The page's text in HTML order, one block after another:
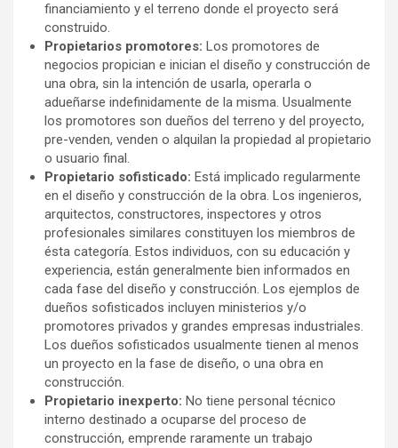
financiamiento y el terreno donde el proyecto será
construido.
Propietarios promotores: Los promotores de
negocios propician e inician el diseño y construcción de
una obra, sin la intención de usarla, operarla o
adueñarse indefinidamente de la misma. Usualmente
los promotores son dueños del terreno y del proyecto,
pre-venden, venden o alquilan la propiedad al propietario
o usuario final.
Propietario sofisticado: Está implicado regularmente
en el diseño y construcción de la obra. Los ingenieros,
arquitectos, constructores, inspectores y otros
profesionales similares constituyen los miembros de
ésta categoría. Estos individuos, con su educación y
experiencia, están generalmente bien informados en
cada fase del diseño y construcción. Los ejemplos de
dueños sofisticados incluyen ministerios y/o
promotores privados y grandes empresas industriales.
Los dueños sofisticados usualmente tienen al menos
un proyecto en la fase de diseño, o una obra en
construcción.
Propietario inexperto: No tiene personal técnico
interno destinado a ocuparse del proceso de
construcción, emprende raramente un trabajo